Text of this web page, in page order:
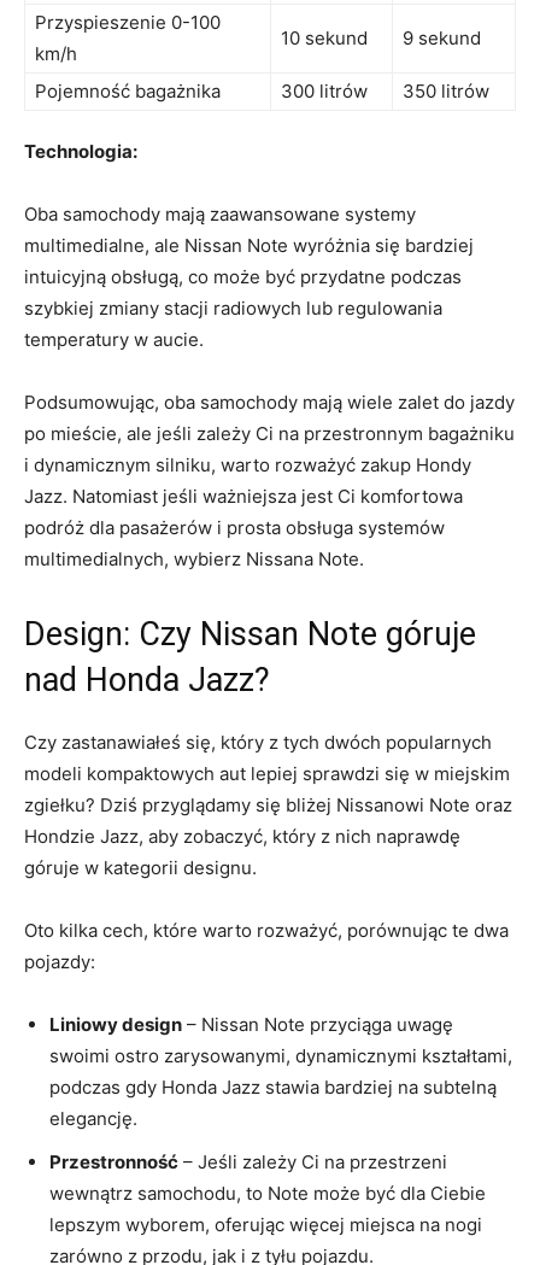
Przyspieszenie 0-100
km/h
10 sekund 9 ​sekund
Pojemność bagażnika 300 litrów 350 litrów
Technologia:
Oba samochody mają zaawansowane systemy
⁢multimedialne, ale Nissan Note wyróżnia się bardziej
intuicyjną‌ obsługą, co może być​ przydatne podczas
szybkiej zmiany ‍stacji radiowych lub regulowania⁢
temperatury ‌w aucie.
Podsumowując, oba samochody mają wiele zalet ⁢do ⁤jazdy
po‍ mieście, ale‌ jeśli zależy Ci ⁢na przestronnym bagażniku
i ‌dynamicznym silniku,⁣ warto rozważyć zakup Hondy
Jazz. Natomiast jeśli ważniejsza jest Ci komfortowa
podróż dla pasażerów i ​prosta⁢ obsługa ⁤systemów
‌multimedialnych,⁤ wybierz‌ Nissana Note.
Design: Czy Nissan⁤ Note góruje
nad Honda ⁣Jazz?
Czy zastanawiałeś się,​ który z tych dwóch‌ popularnych
modeli ‌kompaktowych ‍aut lepiej sprawdzi‌ się ⁣w miejskim
zgiełku? ⁣Dziś przyglądamy ⁢się bliżej Nissanowi Note oraz
Hondzie Jazz, aby⁢ zobaczyć, który z⁢ nich naprawdę ​
góruje w ⁤kategorii designu.
Oto​ kilka cech, które warto‌ rozważyć, porównując te ‍dwa
‍pojazdy:
Liniowy​ design – Nissan Note przyciąga uwagę
swoimi ostro⁣ zarysowanymi, ​dynamicznymi ⁢kształtami,
podczas gdy Honda ⁤Jazz⁢ stawia bardziej na subtelną⁣
elegancję.
Przestronność – Jeśli ​zależy Ci na przestrzeni⁤
wewnątrz ​samochodu, to Note ​może ⁢być ⁣dla Ciebie
lepszym wyborem, ‍oferując więcej miejsca na ​nogi‍
zarówno z ‌przodu, jak i ⁢z tyłu pojazdu.